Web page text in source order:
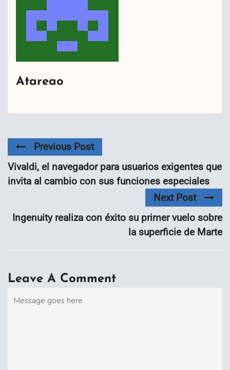
Atareao
Previous Post
Vivaldi, el navegador para usuarios exigentes que
invita al cambio con sus funciones especiales
Next Post
Ingenuity realiza con éxito su primer vuelo sobre
la superficie de Marte
Leave A Comment